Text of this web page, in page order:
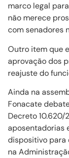
marco legal
não merece
com senadores
Outro item que
aprovação dos
reajuste do
Ainda na
Fonacate
Decreto 10.620/
aposentadorias
dispositivo para
na